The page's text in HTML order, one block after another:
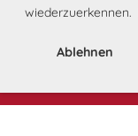
wiederzuerkennen.
Ablehnen